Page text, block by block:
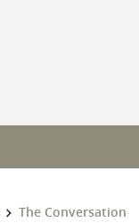
The Conversation